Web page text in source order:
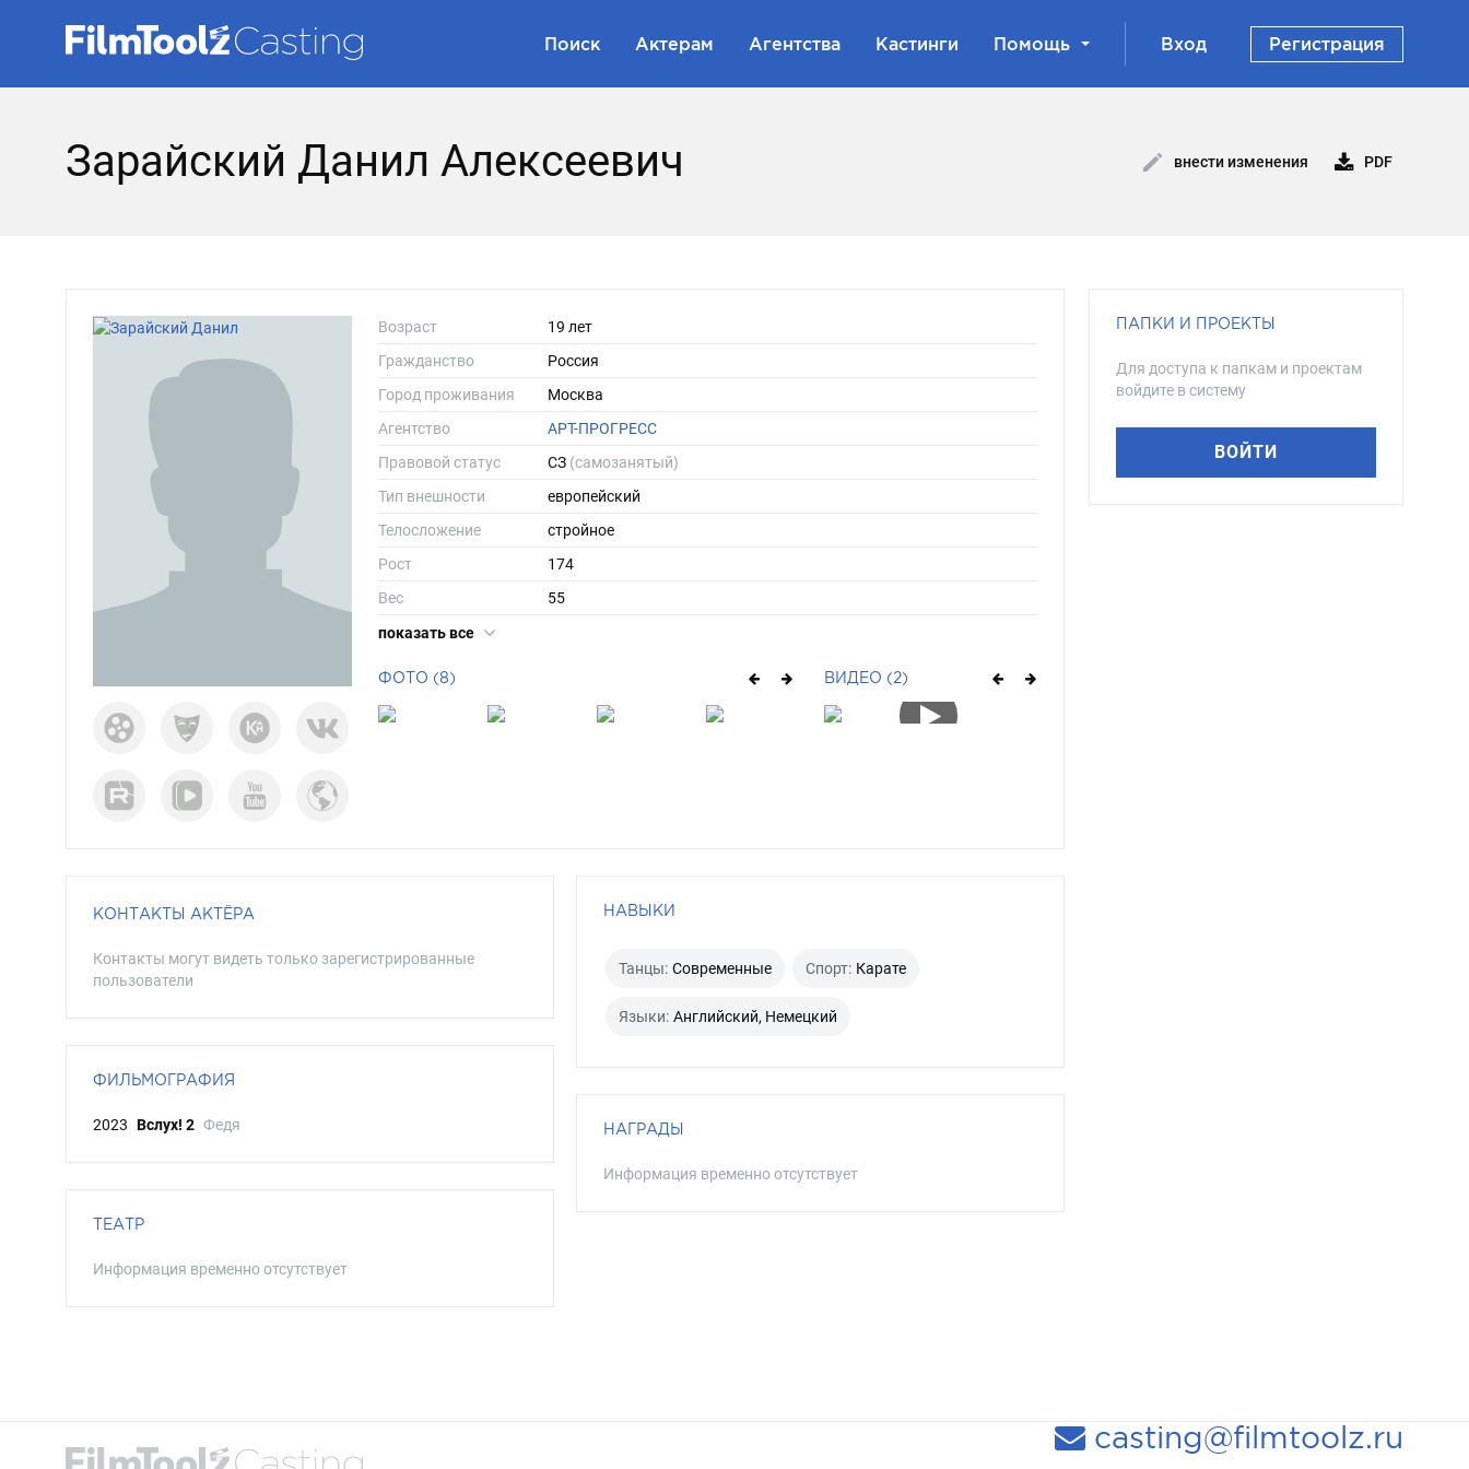
Поиск Актерам Агентства Кастинги Помощь Вход Регистрация
Зарайский Данил Алексеевич внести изменения PDF
Возраст
19 лет
Гражданство
Россия
Город проживания
Москва
Агентство
АРТ-ПРОГРЕСС
Правовой статус
СЗ (самозанятый)
Тип внешности
европейский
Телосложение
стройное
Рост
174
Вес
55
Размер обуви
показать все
ФОТО (8) ВИДЕО (2)
КОНТАКТЫ АКТЁРА
Контакты могут видеть только зарегистрированные
пользователи
ФИЛЬМОГРАФИЯ
2023 Вслух! 2 Федя
ТЕАТР
Информация временно отсутствует
НАВЫКИ
Танцы: Современные Спорт: Карате
Языки: Английский, Немецкий
НАГРАДЫ
Информация временно отсутствует
ПАПКИ И ПРОЕКТЫ
Для доступа к папкам и проектам
войдите в систему
ВОЙТИ
casting@filmtoolz.ru